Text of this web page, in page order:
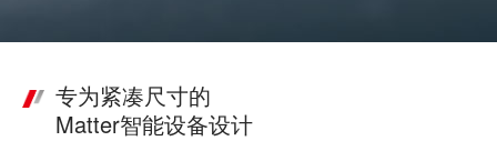
专为紧凑尺寸的
Matter智能设备设计